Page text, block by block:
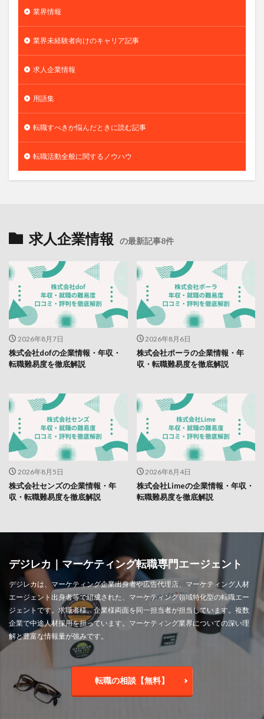
業界情報
業界未経験者向けのキャリア記事
求人企業情報
用語集
転職すべきか悩んだときに読む記事
転職活動全般に関するノウハウ
求人企業情報 の最新記事8件
2026年8月7日
株式会社dofの企業情報・年収・
転職難易度を徹底解説
2026年8月6日
株式会社ポーラの企業情報・年
収・転職難易度を徹底解説
2026年8月5日
株式会社センズの企業情報・年
収・転職難易度を徹底解説
2026年8月4日
株式会社Limeの企業情報・年収・
転職難易度を徹底解説
デジレカ｜マーケティング転職専門エージェント
デジレカは、マーケティング企業出身者や広告代理店、マーケティング人材
エージェント出身者等で組成された、マーケティング領域特化型の転職エー
ジェントです。求職者様、企業様両面を同一担当者が担当しています。複数
企業で中途人材採用を担っています。マーケティング業界についての深い理
解と豊富な情報量が強みです。
転職の相談【無料】